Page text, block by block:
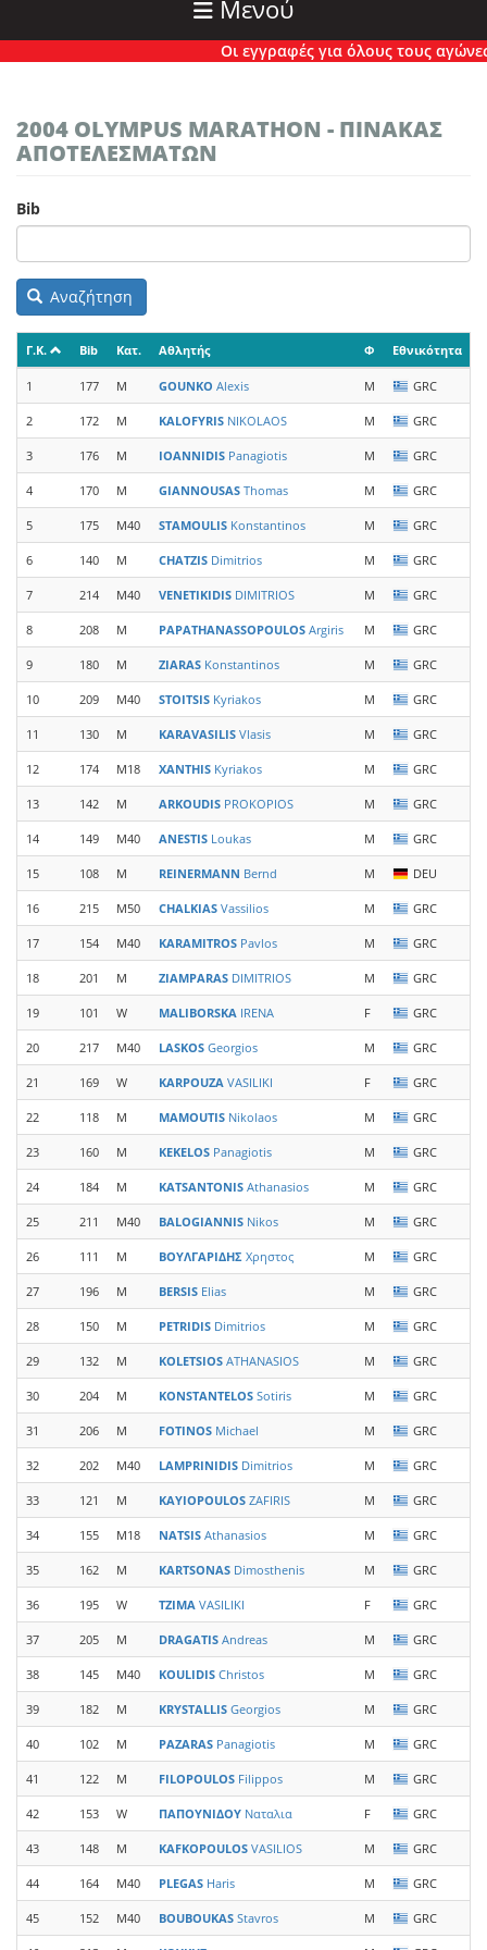
Μενού
Οι εγγραφές για όλους τους αγώνες
2004 OLYMPUS MARATHON - ΠΙΝΑΚΑΣ
ΑΠΟΤΕΛΕΣΜΑΤΩΝ
Bib
Αναζήτηση
Γ.Κ. Bib Κατ. Αθλητής Φ Εθνικότητα
1 177 M GOUNKO Alexis M GRC
2 172 M KALOFYRIS NIKOLAOS M GRC
3 176 M IOANNIDIS Panagiotis M GRC
4 170 M GIANNOUSAS Thomas M GRC
5 175 M40 STAMOULIS Konstantinos M GRC
6 140 M CHATZIS Dimitrios M GRC
7 214 M40 VENETIKIDIS DIMITRIOS M GRC
8 208 M PAPATHANASSOPOULOS Argiris M GRC
9 180 M ZIARAS Konstantinos M GRC
10 209 M40 STOITSIS Kyriakos M GRC
11 130 M KARAVASILIS Vlasis M GRC
12 174 M18 XANTHIS Kyriakos M GRC
13 142 M ARKOUDIS PROKOPIOS M GRC
14 149 M40 ANESTIS Loukas M GRC
15 108 M REINERMANN Bernd M DEU
16 215 M50 CHALKIAS Vassilios M GRC
17 154 M40 KARAMITROS Pavlos M GRC
18 201 M ZIAMPARAS DIMITRIOS M GRC
19 101 W MALIBORSKA IRENA F GRC
20 217 M40 LASKOS Georgios M GRC
21 169 W KARPOUZA VASILIKI F GRC
22 118 M MAMOUTIS Nikolaos M GRC
23 160 M KEKELOS Panagiotis M GRC
24 184 M KATSANTONIS Athanasios M GRC
25 211 M40 BALOGIANNIS Nikos M GRC
26 111 M ΒΟΥΛΓΑΡΙΔΗΣ Χρηστος M GRC
27 196 M BERSIS Elias M GRC
28 150 M PETRIDIS Dimitrios M GRC
29 132 M KOLETSIOS ATHANASIOS M GRC
30 204 M KONSTANTELOS Sotiris M GRC
31 206 M FOTINOS Michael M GRC
32 202 M40 LAMPRINIDIS Dimitrios M GRC
33 121 M KAYIOPOULOS ZAFIRIS M GRC
34 155 M18 NATSIS Athanasios M GRC
35 162 M KARTSONAS Dimosthenis M GRC
36 195 W TZIMA VASILIKI F GRC
37 205 M DRAGATIS Andreas M GRC
38 145 M40 KOULIDIS Christos M GRC
39 182 M KRYSTALLIS Georgios M GRC
40 102 M PAZARAS Panagiotis M GRC
41 122 M FILOPOULOS Filippos M GRC
42 153 W ΠΑΠΟΥΝΙΔΟΥ Ναταλια F GRC
43 148 M KAFKOPOULOS VASILIOS M GRC
44 164 M40 PLEGAS Haris M GRC
45 152 M40 BOUBOUKAS Stavros M GRC